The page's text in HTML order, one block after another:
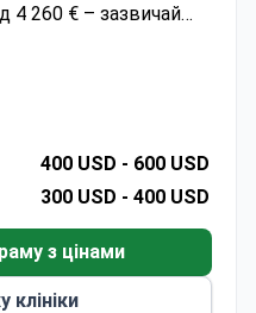
4 260 € – зазвичай
2 ночі в
обстеження та
коронарних
малоінвазивних
та Турецького
та є
стентів із лікарським
400 USD - 600 USD
300 USD - 400 USD
з цінами
клініки